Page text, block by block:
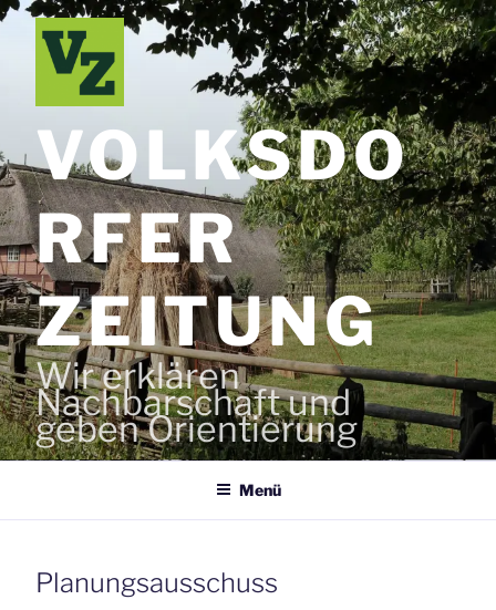
Zum
Inhalt
springen
VOLKSDO
RFER
ZEITUNG
Wir erklären
Nachbarschaft und
geben Orientierung
Menü
Planungsausschuss